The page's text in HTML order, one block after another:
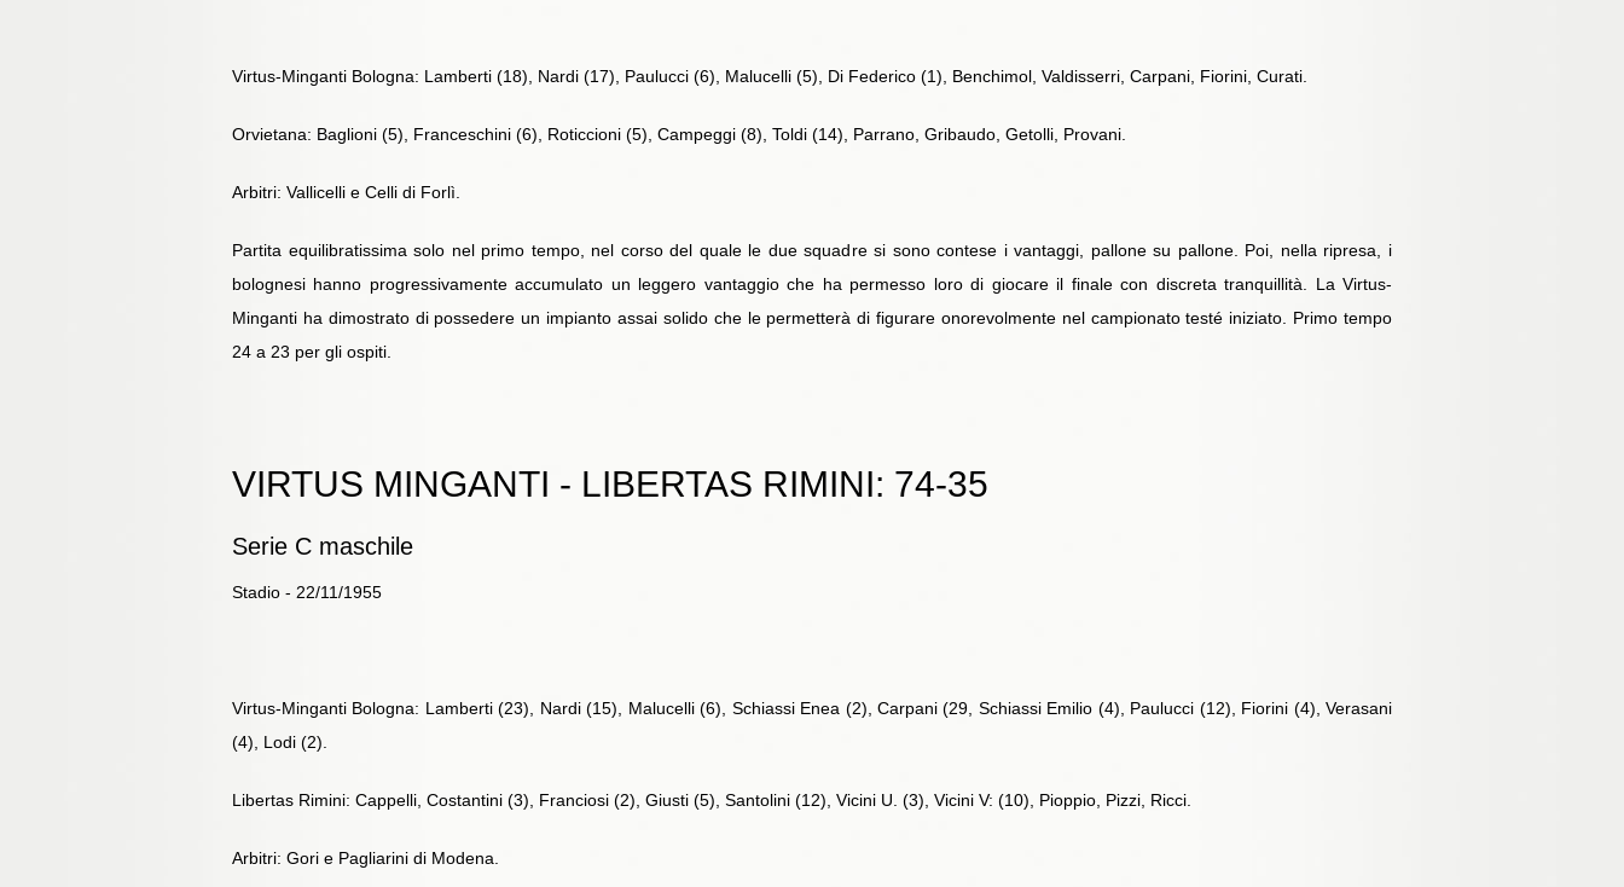
Virtus-Minganti Bologna: Lamberti (18), Nardi (17), Paulucci (6), Malucelli (5), Di Federico (1), Benchimol, Valdisserri, Carpani, Fiorini, Curati.
Orvietana: Baglioni (5), Franceschini (6), Roticcioni (5), Campeggi (8), Toldi (14), Parrano, Gribaudo, Getolli, Provani.
Arbitri: Vallicelli e Celli di Forlì.
Partita equilibratissima solo nel primo tempo, nel corso del quale le due squadre si sono contese i vantaggi, pallone su pallone. Poi, nella ripresa, i
bolognesi hanno progressivamente accumulato un leggero vantaggio che ha permesso loro di giocare il finale con discreta tranquillità. La Virtus-
Minganti ha dimostrato di possedere un impianto assai solido che le permetterà di figurare onorevolmente nel campionato testé iniziato. Primo tempo
24 a 23 per gli ospiti.
VIRTUS MINGANTI - LIBERTAS RIMINI: 74-35
Serie C maschile
Stadio - 22/11/1955
Virtus-Minganti Bologna: Lamberti (23), Nardi (15), Malucelli (6), Schiassi Enea (2), Carpani (29, Schiassi Emilio (4), Paulucci (12), Fiorini (4), Verasani
(4), Lodi (2).
Libertas Rimini: Cappelli, Costantini (3), Franciosi (2), Giusti (5), Santolini (12), Vicini U. (3), Vicini V: (10), Pioppio, Pizzi, Ricci.
Arbitri: Gori e Pagliarini di Modena.